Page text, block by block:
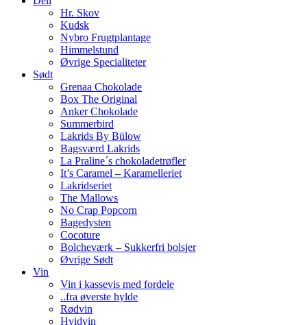
Hr. Skov
Kudsk
Nybro Frugtplantage
Himmelstund
Øvrige Specialiteter
Sødt
Grenaa Chokolade
Box The Original
Anker Chokolade
Summerbird
Lakrids By Bülow
Bagsværd Lakrids
La Praline´s chokoladetrøfler
It’s Caramel – Karamelleriet
Lakridseriet
The Mallows
No Crap Popcorn
Bagedysten
Cocoture
Bolcheværk – Sukkerfri bolsjer
Øvrige Sødt
Vin
Vin i kassevis med fordele
..fra øverste hylde
Rødvin
Hvidvin